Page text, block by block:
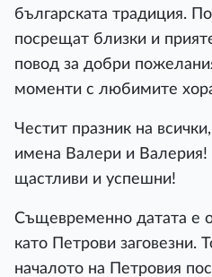
българската традиция.
посрещат близки и
повод за добри
моменти с любимите
Честит празник на
имена Валери и Валерия!
щастливи и успешни!
Същевременно датата е
като Петрови заговезни.
началото на Петровия